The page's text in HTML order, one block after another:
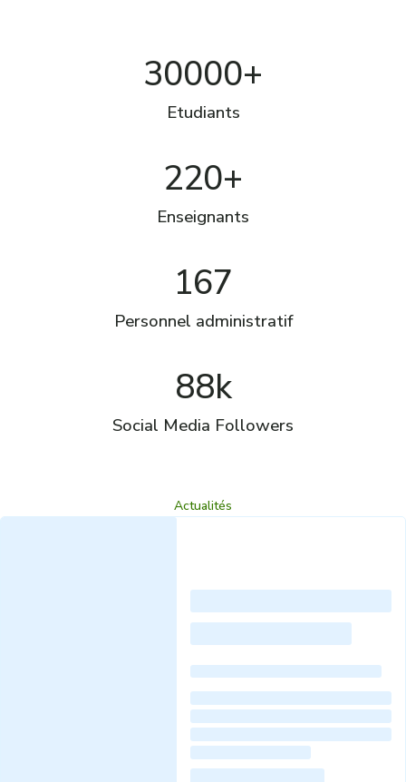
30000+
Etudiants
220+
Enseignants
167
Personnel administratif
88k
Social Media Followers
Actualités